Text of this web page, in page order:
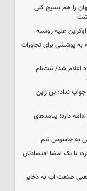
را هم بسیج کنی
علیه روسیه
به پوششی برای تجاوزات
اعلام شد/ ثبت‌نام
نداد؛ ین ژاپن
دارد؛ پیامدهای
به جاسوس تیم
با یک امضا اقتصادتان
مکعبی صنعت آب به ذخایر